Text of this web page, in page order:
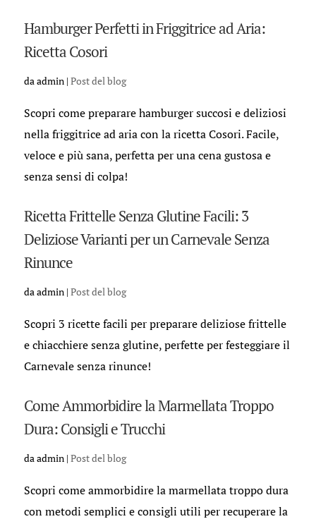
Hamburger Perfetti in Friggitrice ad Aria:
Ricetta Cosori
daadmin| Post del blog
Scopri come preparare hamburger succosi e deliziosi
nella friggitrice ad aria con la ricetta Cosori. Facile,
veloce e più sana, perfetta per una cena gustosa e
senza sensi di colpa!
Ricetta Frittelle Senza Glutine Facili: 3
Deliziose Varianti per un Carnevale Senza
Rinunce
daadmin| Post del blog
Scopri 3 ricette facili per preparare deliziose frittelle
e chiacchiere senza glutine, perfette per festeggiare il
Carnevale senza rinunce!
Come Ammorbidire la Marmellata Troppo
Dura: Consigli e Trucchi
daadmin| Post del blog
Scopri come ammorbidire la marmellata troppo dura
con metodi semplici e consigli utili per recuperare la